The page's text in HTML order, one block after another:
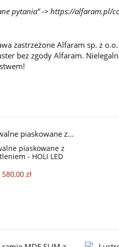
pytania” -> https://alfaram.pl/
zastrzeżone Alfaram sp. z
bez zgody Alfaram.
piaskowane z
- HOLI LED
580,00 zł